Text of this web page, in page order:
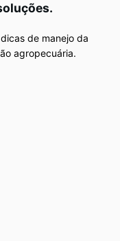
de manejo da
agropecuária.